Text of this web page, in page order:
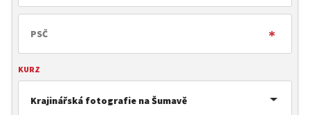
KURZ
Krajinářská fotografie na Šumavě